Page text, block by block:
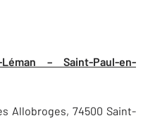
– Saint-Paul-en-
Allobroges, 74500 Saint-